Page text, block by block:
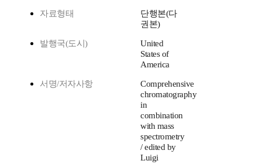
자료형태
단행본(다
권본)
발행국(도시)
United
States of
America
서명/저자사항
Comprehensive
chromatography
in
combination
with mass
spectrometry
/ edited by
Luigi